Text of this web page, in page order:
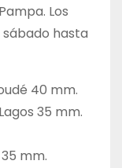
Los
sábado hasta
40 mm.
35 mm.
mm.